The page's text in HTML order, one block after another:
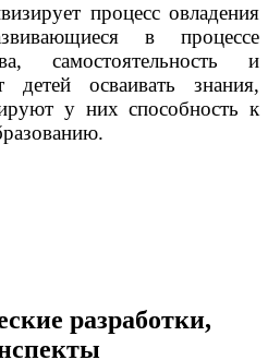
процесс овладения
в процессе
самостоятельность и
детей осваивать знания,
у них способность к
разработки,